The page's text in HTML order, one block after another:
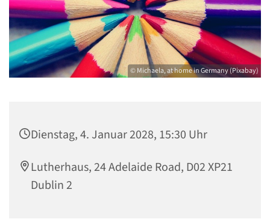
© Michaela, at home in Germany (Pixabay)
Dienstag, 4. Januar 2028, 15:30 Uhr
Lutherhaus, 24 Adelaide Road, D02 XP21
Dublin 2